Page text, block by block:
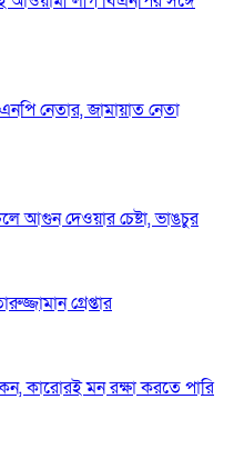
নেতার, জামায়াত নেতা
আগুন দেওয়ার চেষ্টা, ভাঙচুর
গ্রেপ্তার
কারোরই মন রক্ষা করতে পারি